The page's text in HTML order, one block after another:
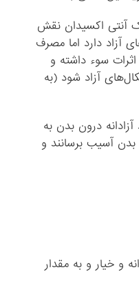
آنتی اکسیدان نقش
آزاد دارد اما مصرف
سوء داشته و
آزاد شود (به
درون بدن به
آسیب برسانند و
و خیار و به مقدار